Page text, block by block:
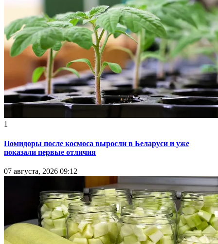
1
Помидоры после космоса выросли в Беларуси и уже
показали первые отличия
07 августа, 2026 09:12